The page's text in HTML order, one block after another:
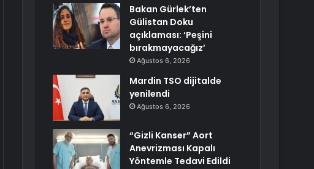
Bakan Gürlek’ten
Gülistan Doku
açıklaması: ‘Peşini
bırakmayacağız’
Ağustos 6, 2026
Mardin TSO dijitalde
yenilendi
Ağustos 6, 2026
“Gizli Kanser” Aort
Anevrizması Kapalı
Yöntemle Tedavi Edildi